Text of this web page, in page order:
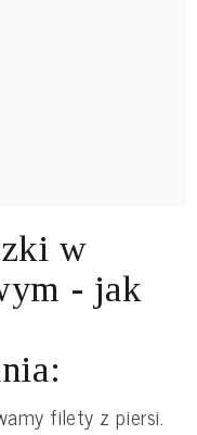
w
- jak
filety z piersi.